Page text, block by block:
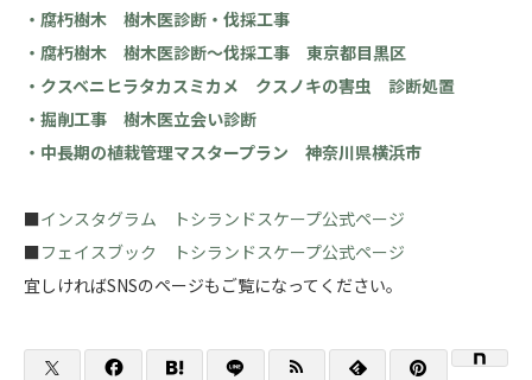
・腐朽樹木 樹木医診断・伐採工事
・腐朽樹木 樹木医診断～伐採工事 東京都目黒区
・クスベニヒラタカスミカメ クスノキの害虫 診断処置
・掘削工事 樹木医立会い診断
・中長期の植栽管理マスタープラン 神奈川県横浜市
■インスタグラム トシランドスケープ公式ページ
■フェイスブック トシランドスケープ公式ページ
宜しければSNSのページもご覧になってください。